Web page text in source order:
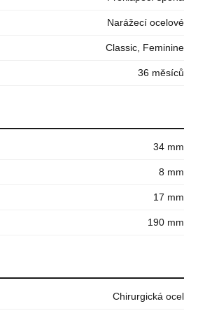
Narážecí ocelové
Classic, Feminine
36 měsíců
34 mm
8 mm
17 mm
190 mm
Chirurgická ocel